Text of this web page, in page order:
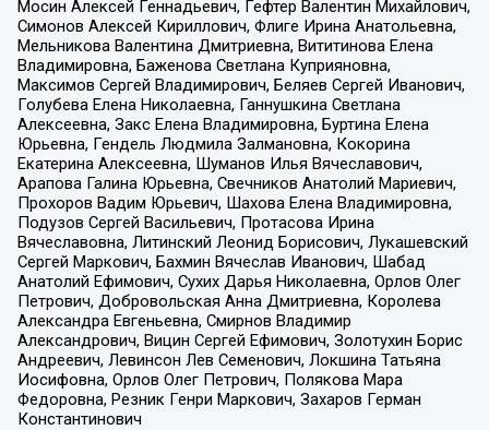
Мосин Алексей Геннадьевич, Гефтер Валентин Михайлович,
Симонов Алексей Кириллович, Флиге Ирина Анатольевна,
Мельникова Валентина Дмитриевна, Вититинова Елена
Владимировна, Баженова Светлана Куприяновна,
Максимов Сергей Владимирович, Беляев Сергей Иванович,
Голубева Елена Николаевна, Ганнушкина Светлана
Алексеевна, Закс Елена Владимировна, Буртина Елена
Юрьевна, Гендель Людмила Залмановна, Кокорина
Екатерина Алексеевна, Шуманов Илья Вячеславович,
Арапова Галина Юрьевна, Свечников Анатолий Мариевич,
Прохоров Вадим Юрьевич, Шахова Елена Владимировна,
Подузов Сергей Васильевич, Протасова Ирина
Вячеславовна, Литинский Леонид Борисович, Лукашевский
Сергей Маркович, Бахмин Вячеслав Иванович, Шабад
Анатолий Ефимович, Сухих Дарья Николаевна, Орлов Олег
Петрович, Добровольская Анна Дмитриевна, Королева
Александра Евгеньевна, Смирнов Владимир
Александрович, Вицин Сергей Ефимович, Золотухин Борис
Андреевич, Левинсон Лев Семенович, Локшина Татьяна
Иосифовна, Орлов Олег Петрович, Полякова Мара
Федоровна, Резник Генри Маркович, Захаров Герман
Константинович